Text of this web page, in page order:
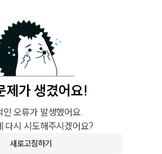
제가 생겼어요!
인 오류가 발생했어요.
다시 시도해주시겠어요?
새로고침하기